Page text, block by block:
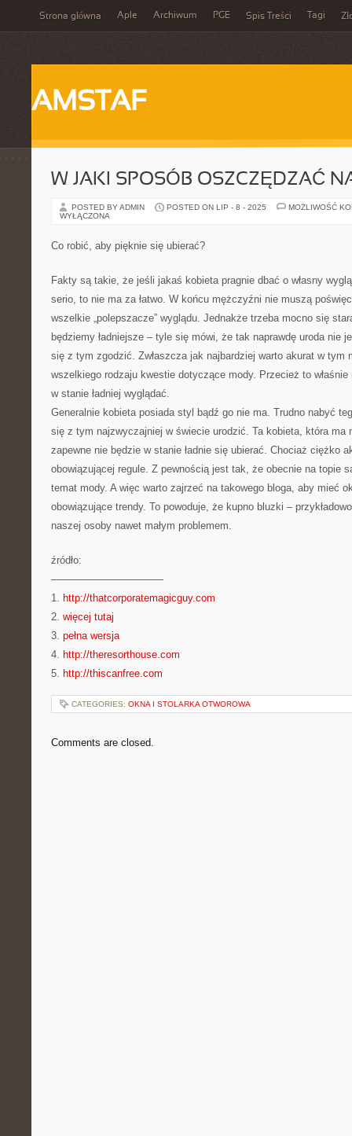
Strona główna Aple Archiwum PGE Spis Treści Tagi
AMSTAF
W JAKI SPOSÓB OSZCZĘDZAĆ
POSTED BY ADMIN POSTED ON LIP - 8 - 2025
MOŻLIWOŚĆ
WYŁĄCZONA
Co robić, aby pięknie się ubierać?
Fakty są takie, że jeśli jakaś kobieta pragnie dbać o własny
serio, to nie ma za łatwo. W końcu mężczyźni nie muszą
wszelkie „polepszacze” wyglądu. Jednakże trzeba mocno się
będziemy ładniejsze – tyle się mówi, że tak naprawdę uroda nie
się z tym zgodzić. Zwłaszcza jak najbardziej warto akurat w tym
wszelkiego rodzaju kwestie dotyczące mody. Przecież to
w stanie ładniej wyglądać.
Generalnie kobieta posiada styl bądź go nie ma. Trudno nabyć
się z tym najzwyczajniej w świecie urodzić. Ta kobieta, która ma
zapewne nie będzie w stanie ładnie się ubierać. Chociaż ciężko
obowiązującej regule. Z pewnością jest tak, że obecnie na topie
temat mody. A więc warto zajrzeć na takowego bloga, aby mieć
obowiązujące trendy. To powoduje, że kupno bluzki –
naszej osoby nawet małym problemem.
źródło:
———————————
1. http://thatcorporatemagicguy.com
2. więcej tutaj
3. pełna wersja
4. http://theresorthouse.com
5. http://thiscanfree.com
CATEGORIES: OKNA I STOLARKA OTWOROWA
Comments are closed.